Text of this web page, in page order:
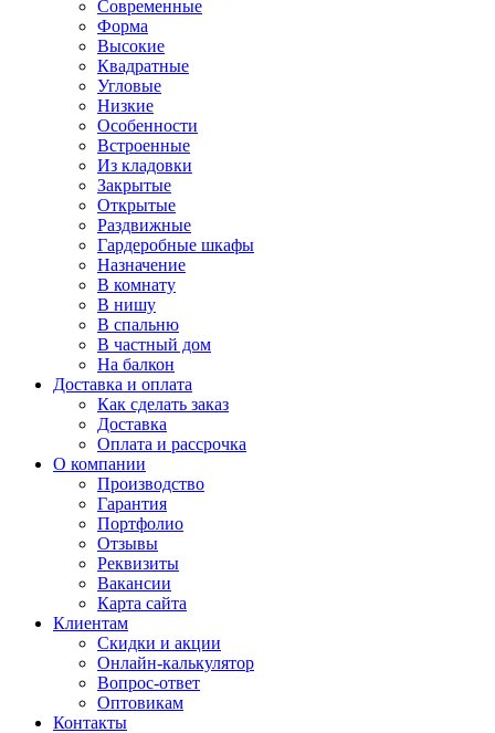
Современные
Форма
Высокие
Квадратные
Угловые
Низкие
Особенности
Встроенные
Из кладовки
Закрытые
Открытые
Раздвижные
Гардеробные шкафы
Назначение
В комнату
В нишу
В спальню
В частный дом
На балкон
Доставка и оплата
Как сделать заказ
Доставка
Оплата и рассрочка
О компании
Производство
Гарантия
Портфолио
Отзывы
Реквизиты
Вакансии
Карта сайта
Клиентам
Скидки и акции
Онлайн-калькулятор
Вопрос-ответ
Оптовикам
Контакты